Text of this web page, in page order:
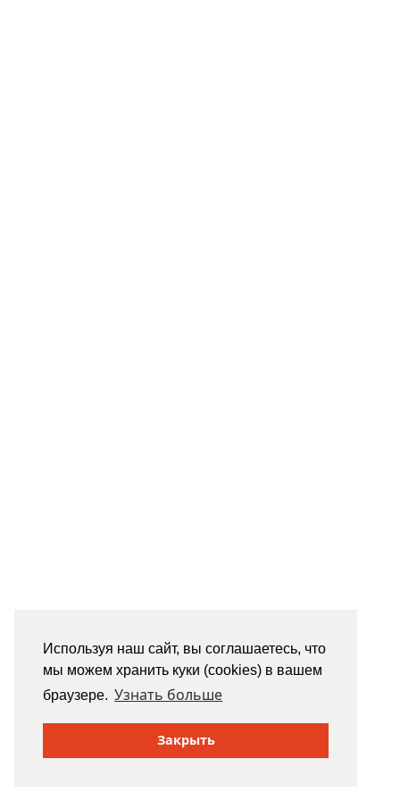
Используя наш сайт, вы соглашаетесь, что
мы можем хранить куки (cookies) в вашем
браузере. Узнать больше
Закрыть